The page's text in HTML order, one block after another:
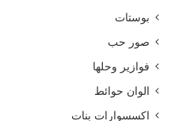
بوستات
صور حب
فوازير وحلها
الوان حوائط
اكسسوارات بنات